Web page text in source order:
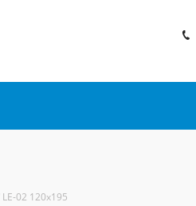
02 120x195